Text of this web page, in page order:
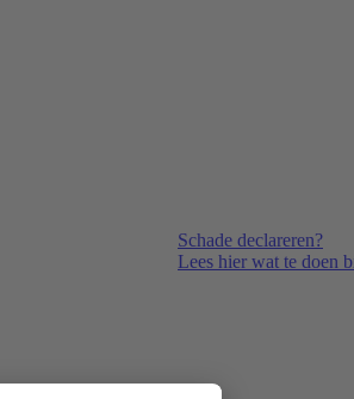
Schade declareren?
Lees hier wat te doen